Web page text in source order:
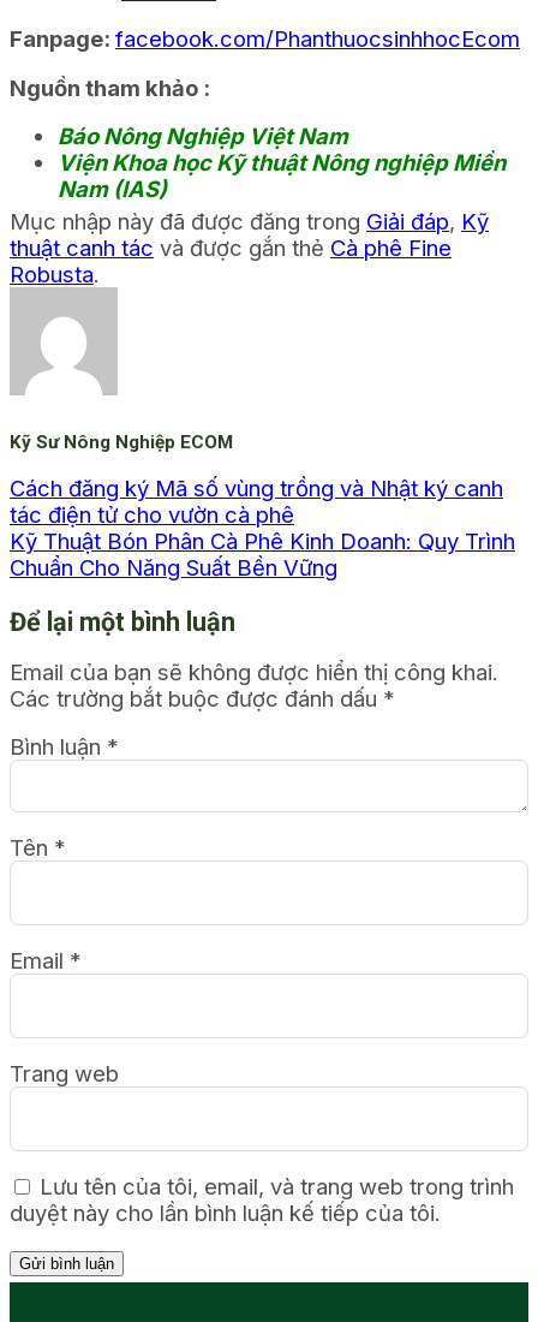
Fanpage: facebook.com/PhanthuocsinhhocEcom
Nguồn tham khảo :
Báo Nông Nghiệp Việt Nam
Viện Khoa học Kỹ thuật Nông nghiệp Miền
Nam (IAS)
Mục nhập này đã được đăng trong Giải đáp, Kỹ
thuật canh tác và được gắn thẻ Cà phê Fine
Robusta.
Kỹ Sư Nông Nghiệp ECOM
Cách đăng ký Mã số vùng trồng và Nhật ký canh
tác điện tử cho vườn cà phê
Kỹ Thuật Bón Phân Cà Phê Kinh Doanh: Quy Trình
Chuẩn Cho Năng Suất Bền Vững
Để lại một bình luận
Email của bạn sẽ không được hiển thị công khai.
Các trường bắt buộc được đánh dấu *
Bình luận *
Tên *
Email *
Trang web
Lưu tên của tôi, email, và trang web trong trình
duyệt này cho lần bình luận kế tiếp của tôi.